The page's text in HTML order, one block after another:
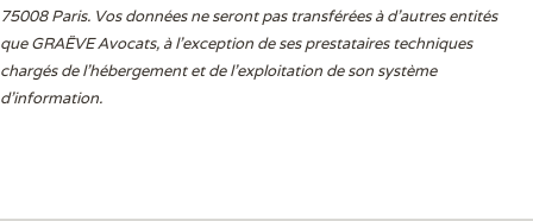
75008 Paris. Vos données ne seront pas transférées à d’autres entités
que GRAËVE Avocats, à l’exception de ses prestataires techniques
chargés de l’hébergement et de l’exploitation de son système
d’information.